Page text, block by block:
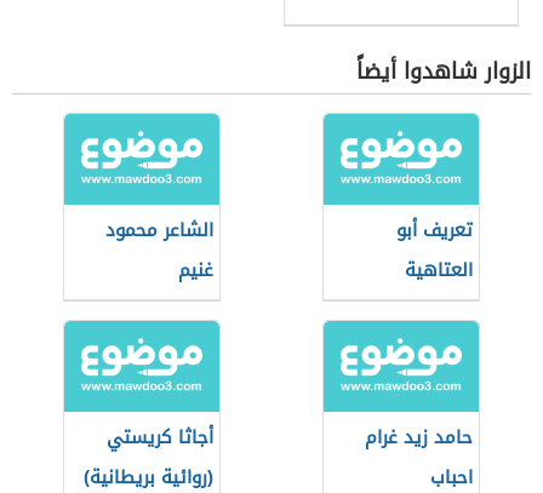
الزوار شاهدوا أيضاً
تعريف أبو
العتاهية
الشاعر محمود
غنيم
حامد زيد غرام
احباب
أجاثا كريستي
(روائية بريطانية)